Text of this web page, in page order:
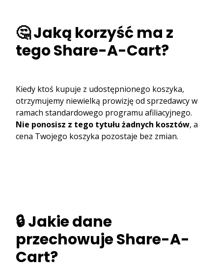
🤔 Jaką korzyść ma z
tego Share-A-Cart?
Kiedy ktoś kupuje z udostępnionego koszyka,
otrzymujemy niewielką prowizję od sprzedawcy w
ramach standardowego programu afiliacyjnego.
Nie ponosisz z tego tytułu żadnych kosztów, a
cena Twojego koszyka pozostaje bez zmian.
🔒 Jakie dane
przechowuje Share-A-
Cart?